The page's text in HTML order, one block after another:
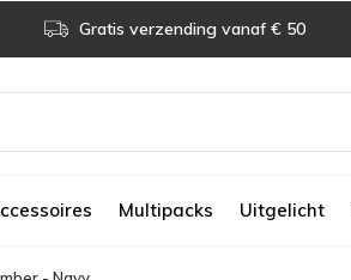
Multipacks Uitgelicht
Gratis verzending vanaf € 50